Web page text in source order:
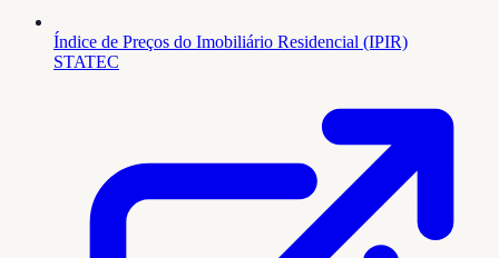
Índice de Preços do Imobiliário Residencial (IPIR)
STATEC